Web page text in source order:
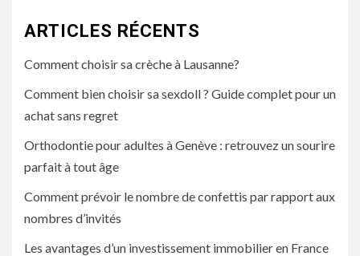
ARTICLES RÉCENTS
Comment choisir sa crèche à Lausanne?
Comment bien choisir sa sexdoll ? Guide complet pour un
achat sans regret
Orthodontie pour adultes à Genève : retrouvez un sourire
parfait à tout âge
Comment prévoir le nombre de confettis par rapport aux
nombres d’invités
Les avantages d’un investissement immobilier en France